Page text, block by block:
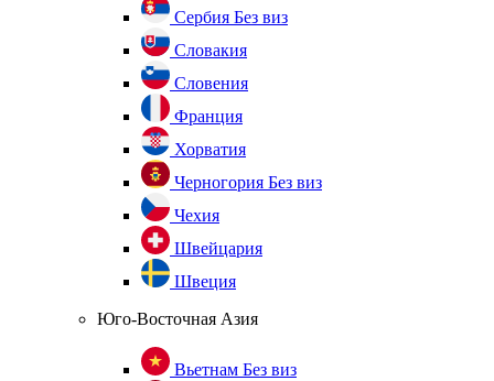
Сербия Без виз
Словакия
Словения
Франция
Хорватия
Черногория Без виз
Чехия
Швейцария
Швеция
Юго-Восточная Азия
Вьетнам Без виз